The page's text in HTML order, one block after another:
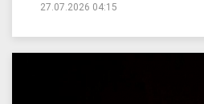
27.07.2026 04:15